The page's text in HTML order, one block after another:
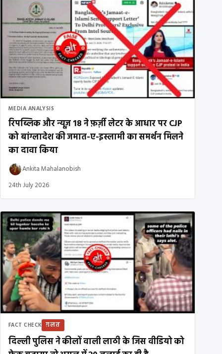
MEDIA ANALYSIS
रिपब्लिक और न्यूज़ 18 ने फ़र्ज़ी लेटर के आधार पर CJP
को बांग्लादेश की जमात-ए-इस्लामी का समर्थन मिलने
का दावा किया
Ankita Mahalanobish
24th July 2026
FACT CHECK ग़लत
दिल्ली पुलिस ने कीलों वाली लाठी के जिस वीडियो को